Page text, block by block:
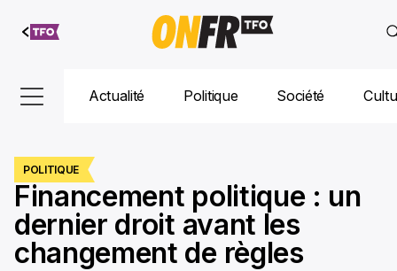
Aller au
contenu
Actualité Politique Société
POLITIQUE
Financement politique : un
dernier droit avant les
changement de règles